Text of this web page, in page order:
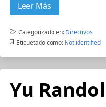
Leer Más
Categorizado en: Directivos
Etiquetado como: Not identified
Yu